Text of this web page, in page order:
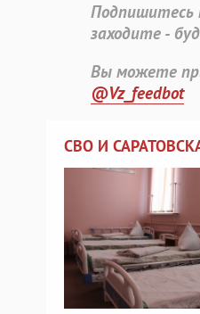
Подпишитесь
заходите -
Вы можете
@Vz_feedbot
СВО И